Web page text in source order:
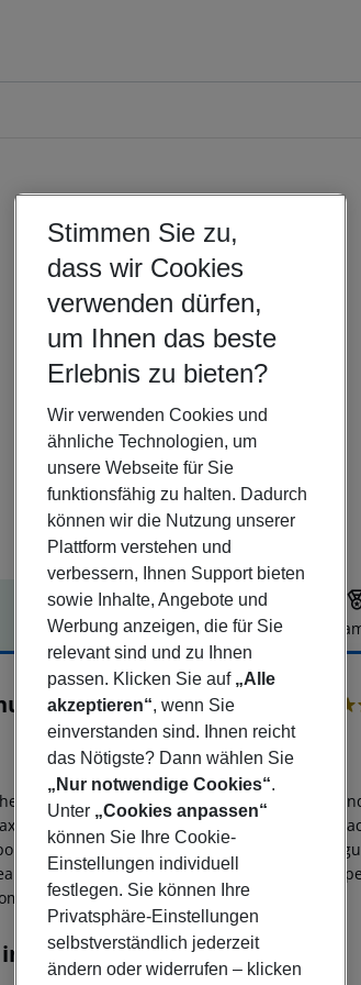
Offer description Hotel
Arcadia Naithon Beach
overlooking the crystal water of the
getaway with direct stair access to the
sensibility to a seaside setting allowing
Pullman Phuket Arcadia Naithon Beach is a
the beach and 12 km from Thalang.
Stimmen Sie zu,
dass wir Cookies
verwenden dürfen,
um Ihnen das beste
Erlebnis zu bieten?
Wir verwenden Cookies und
ähnliche Technologien, um
unsere Webseite für Sie
funktionsfähig zu halten. Dadurch
können wir die Nutzung unserer
Plattform verstehen und
verbessern, Ihnen Support bieten
sowie Inhalte, Angebote und
Werbung anzeigen, die für Sie
relevant sind und zu Ihnen
passen. Klicken Sie auf „Alle
akzeptieren“, wenn Sie
einverstanden sind. Ihnen reicht
das Nötigste? Dann wählen Sie
„Nur notwendige Cookies“.
Unter „Cookies anpassen“
können Sie Ihre Cookie-
Einstellungen individuell
festlegen. Sie können Ihre
Privatsphäre-Einstellungen
selbstverständlich jederzeit
ändern oder widerrufen – klicken